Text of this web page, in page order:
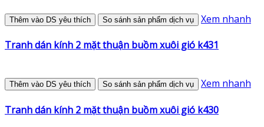
Thêm vào DS yêu thích So sánh sản phẩm dịch vụ Xem nhanh
Tranh dán kính 2 mặt thuận buồm xuôi gió k431
Thêm vào DS yêu thích So sánh sản phẩm dịch vụ Xem nhanh
Tranh dán kính 2 mặt thuận buồm xuôi gió k430